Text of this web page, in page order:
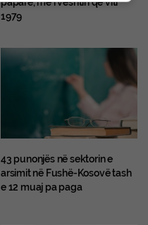
1979
43 punonjës në sektorin e
arsimit në Fushë-Kosovë tash
e 12 muaj pa paga